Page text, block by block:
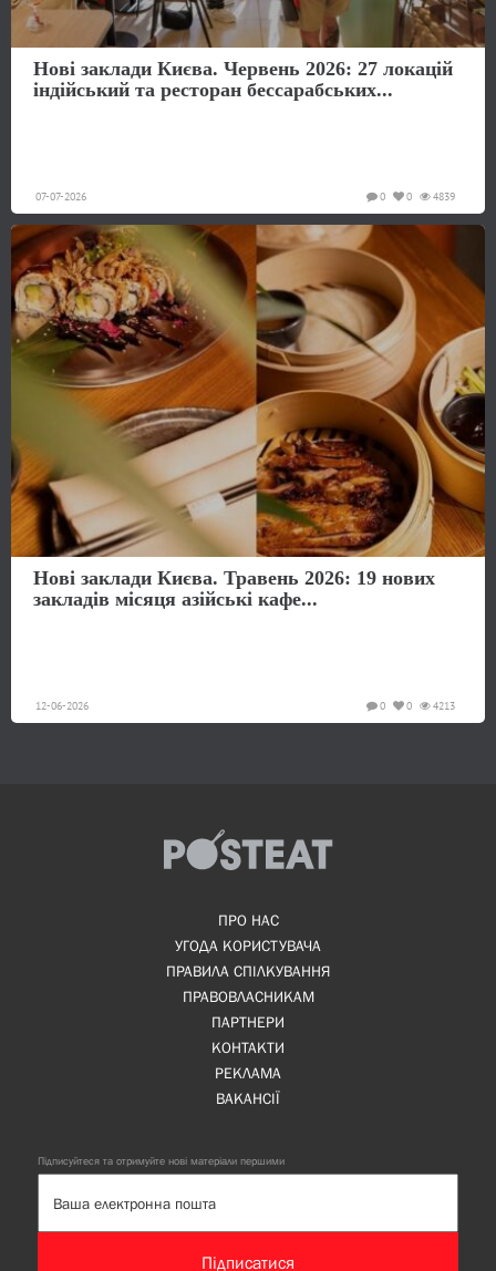
Нові заклади Києва. Червень 2026: 27 локацій
індійський та ресторан бессарабських...
07-07-2026 4839
0
0
Нові заклади Києва. Травень 2026: 19 нових
закладів місяця азійські кафе...
12-06-2026 4213
0
0
ПРО НАС
УГОДА КОРИСТУВАЧА
ПРАВИЛА СПІЛКУВАННЯ
ПРАВОВЛАСНИКАМ
ПАРТНЕРИ
КОНТАКТИ
РЕКЛАМА
ВАКАНСІЇ
Підписуйтеся та отримуйте нові матеріали першими
Підписатися